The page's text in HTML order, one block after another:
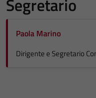
Segretario
Paola Marino
Dirigente e Segretario